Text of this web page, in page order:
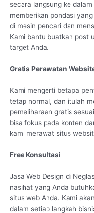
secara langsung ke
memberikan pondasi
di mesin pencari dan
Kami bantu buatkan post
target Anda.
Gratis Perawatan
Kami mengerti betapa
tetap normal, dan itulah
pemeliharaan gratis
bisa fokus pada konten
kami merawat situs
Free Konsultasi
Jasa Web Design di
nasihat yang Anda
situs web Anda. Kami
dalam setiap langkah